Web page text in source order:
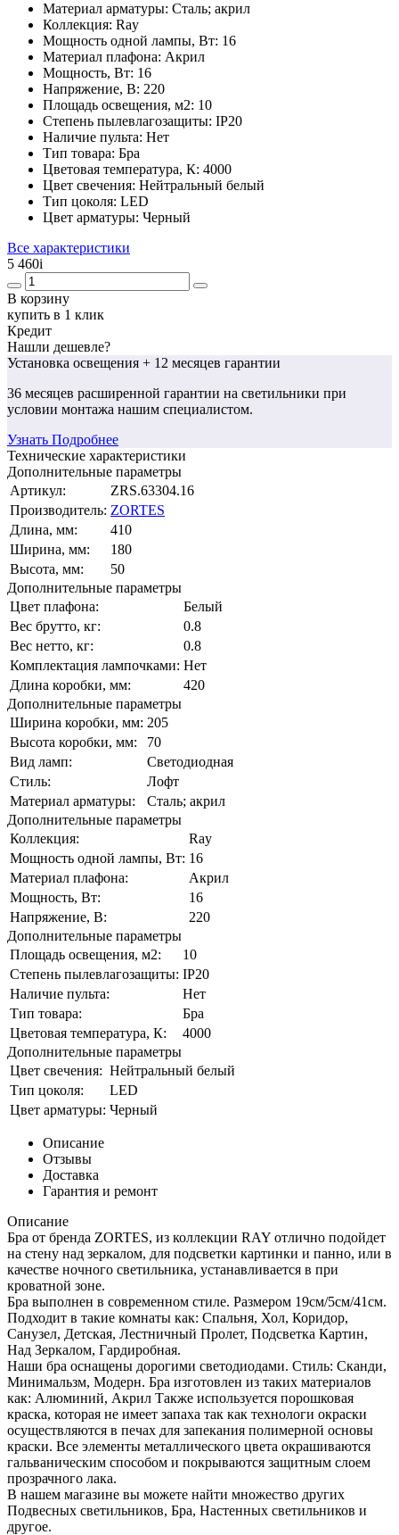
Материал арматуры: Сталь; акрил
Коллекция: Ray
Мощность одной лампы, Вт: 16
Материал плафона: Акрил
Мощность, Вт: 16
Напряжение, В: 220
Площадь освещения, м2: 10
Степень пылевлагозащиты: IP20
Наличие пульта: Нет
Тип товара: Бра
Цветовая температура, К: 4000
Цвет свечения: Нейтральный белый
Тип цоколя: LED
Цвет арматуры: Черный
Все характеристики
5 460i
В корзину
купить в 1 клик
Кредит
Нашли дешевле?
Установка освещения + 12 месяцев гарантии
36 месяцев расширенной гарантии на светильники при
условии монтажа нашим специалистом.
Узнать Подробнее
Технические характеристики
Дополнительные параметры
Артикул:
ZRS.63304.16
Производитель: ZORTES
Длина, мм:
410
Ширина, мм:
180
Высота, мм:
50
Дополнительные параметры
Цвет плафона:
Белый
Вес брутто, кг:
0.8
Вес нетто, кг:
0.8
Комплектация лампочками: Нет
Длина коробки, мм:
420
Дополнительные параметры
Ширина коробки, мм: 205
Высота коробки, мм:
70
Вид ламп:
Светодиодная
Стиль:
Лофт
Материал арматуры:
Сталь; акрил
Дополнительные параметры
Коллекция:
Ray
Мощность одной лампы, Вт: 16
Материал плафона:
Акрил
Мощность, Вт:
16
Напряжение, В:
220
Дополнительные параметры
Площадь освещения, м2:
10
Степень пылевлагозащиты: IP20
Наличие пульта:
Нет
Тип товара:
Бра
Цветовая температура, К:
4000
Дополнительные параметры
Цвет свечения: Нейтральный белый
Тип цоколя:
LED
Цвет арматуры: Черный
Описание
Отзывы
Доставка
Гарантия и ремонт
Описание
Бра от бренда ZORTES, из коллекции RAY отлично подойдет
на стену над зеркалом, для подсветки картинки и панно, или в
качестве ночного светильника, устанавливается в при
кроватной зоне.
Бра выполнен в современном стиле. Размером 19см/5см/41см.
Подходит в такие комнаты как: Спальня, Хол, Коридор,
Санузел, Детская, Лестничный Пролет, Подсветка Картин,
Над Зеркалом, Гардиробная.
Наши бра оснащены дорогими светодиодами. Стиль: Сканди,
Минимальзм, Модерн. Бра изготовлен из таких материалов
как: Алюминий, Акрил Также используется порошковая
краска, которая не имеет запаха так как технологи окраски
осуществляются в печах для запекания полимерной основы
краски. Все элементы металлического цвета окрашиваются
гальваническим способом и покрываются защитным слоем
прозрачного лака.
В нашем магазине вы можете найти множество других
Подвесных светильников, Бра, Настенных светильников и
другое.